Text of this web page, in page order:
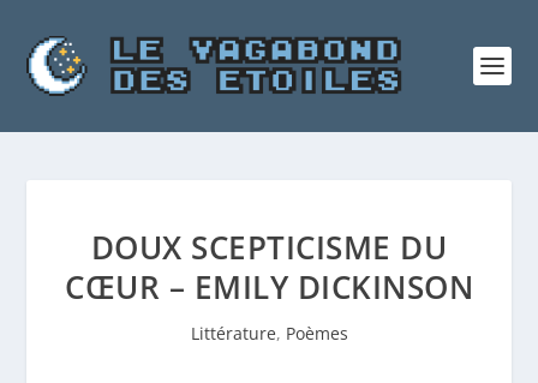
DOUX SCEPTICISME DU
CŒUR – EMILY DICKINSON
Littérature, Poèmes